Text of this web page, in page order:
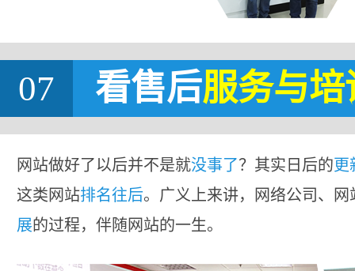
07 看售后服务与培
网站做好了以后并不是就没事了？其实日后的更
这类网站排名往后。广义上来讲，网络公司、
展的过程，伴随网站的一生。